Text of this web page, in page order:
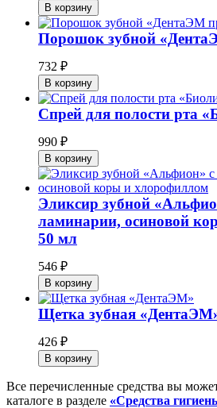
В корзину
Порошок зубной
732 ₽
В корзину
Спрей для полости рта
990 ₽
В корзину
Эликсир зубной
ламинарии, осиновой
50 мл
546 ₽
В корзину
Щетка зубная
426 ₽
В корзину
Все перечисленные средства вы
каталоге в разделе «Средства